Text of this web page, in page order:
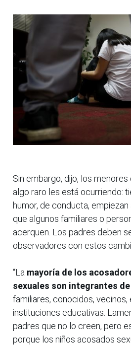
Sin embargo, dijo, los
algo raro les está ocurriendo:
humor, de conducta,
que algunos familiares o
acerquen. Los padres deben
observadores con estos
“La mayoría de los
sexuales son integrantes
familiares, conocidos, vecinos,
instituciones educativas.
padres que no lo creen, pero
porque los niños acosados